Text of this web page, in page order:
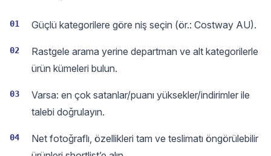
01 Güçlü kategorilere göre niş seçin (ör.: Costway AU).
02
Rastgele arama yerine departman ve alt kategorilerle
ürün kümeleri bulun.
03
Varsa: en çok satanlar/puanı yüksekler/indirimler ile
talebi doğrulayın.
04
Net fotoğraflı, özellikleri tam ve teslimatı öngörülebilir